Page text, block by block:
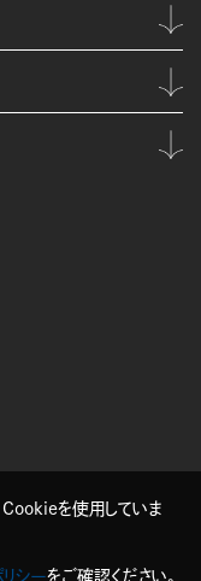
Cookieを使用していま
シーをご確認ください。